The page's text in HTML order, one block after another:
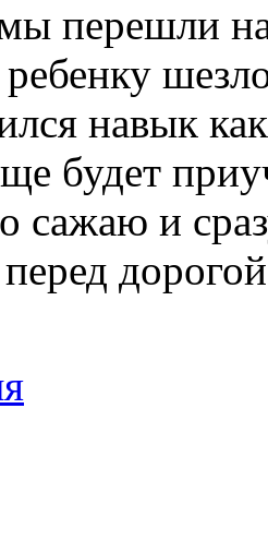
перешли
навык
будет
сажаю и